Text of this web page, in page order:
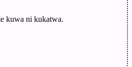
kuwa ni kukatwa.